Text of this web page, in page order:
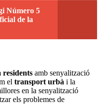
Número 5
de la
residents amb senyalització
el transport urbà i la
en la senyalització
els problemes de